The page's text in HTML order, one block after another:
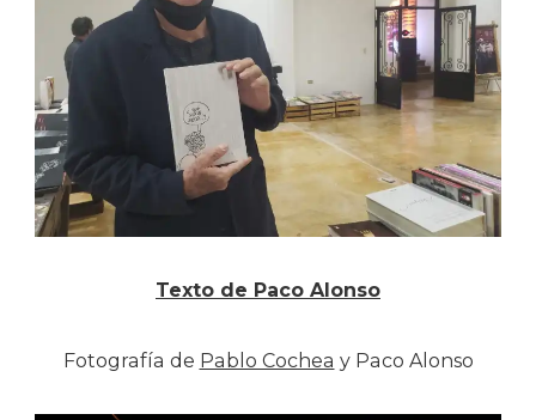
Texto de Paco Alonso
Fotografía de Pablo Cochea y Paco Alonso